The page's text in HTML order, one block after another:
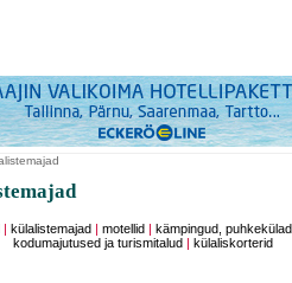
külalistemajad |motellid kämpingud, puhkekülad
kodumajutused ja turismitalud
külaliskorterid